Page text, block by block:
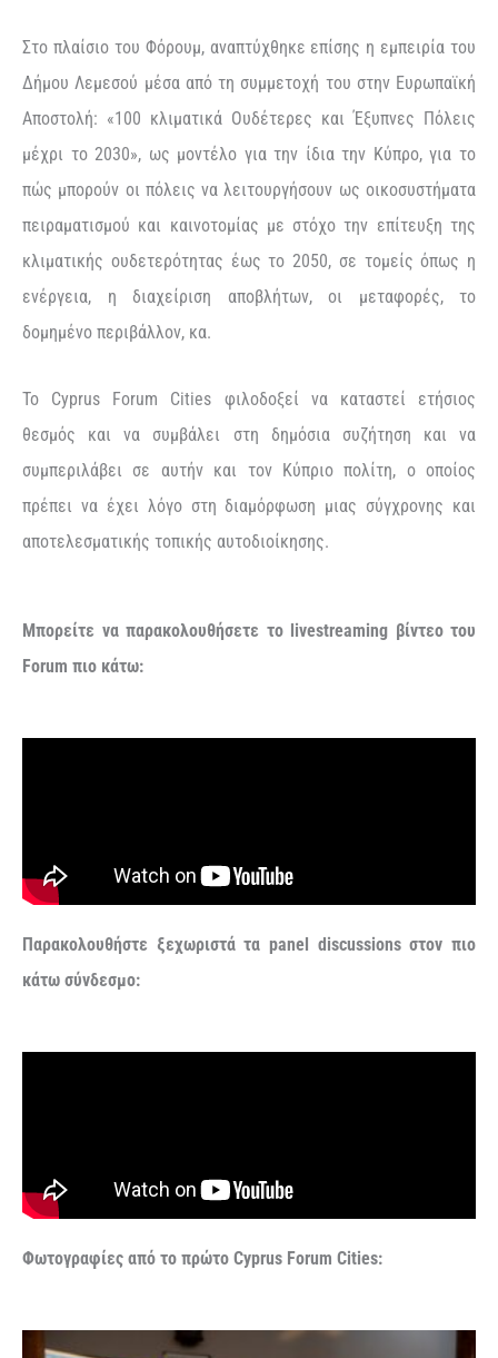
Στο πλαίσιο του Φόρουμ, αναπτύχθηκε επίσης η εμπειρία του
Δήμου Λεμεσού μέσα από τη συμμετοχή του στην Ευρωπαϊκή
Αποστολή: «100 κλιματικά Ουδέτερες και Έξυπνες Πόλεις
μέχρι το 2030», ως μοντέλο για την ίδια την Κύπρο, για το
πώς μπορούν οι πόλεις να λειτουργήσουν ως οικοσυστήματα
πειραματισμού και καινοτομίας με στόχο την επίτευξη της
κλιματικής ουδετερότητας έως το 2050, σε τομείς όπως η
ενέργεια, η διαχείριση αποβλήτων, οι μεταφορές, το
δομημένο περιβάλλον, κα.
​​​​​​​Το Cyprus Forum Cities φιλοδοξεί να καταστεί ετήσιος
θεσμός και να συμβάλει στη δημόσια συζήτηση και να
συμπεριλάβει σε αυτήν και τον Κύπριο πολίτη, ο οποίος
πρέπει να έχει λόγο στη διαμόρφωση μιας σύγχρονης και
αποτελεσματικής τοπικής αυτοδιοίκησης.
Μπορείτε να παρακολουθήσετε το livestreaming βίντεο του
Forum πιο κάτω:
Παρακολουθήστε ξεχωριστά τα panel discussions στον πιο
κάτω σύνδεσμο:
Φωτογραφίες από το πρώτο Cyprus Forum Cities: